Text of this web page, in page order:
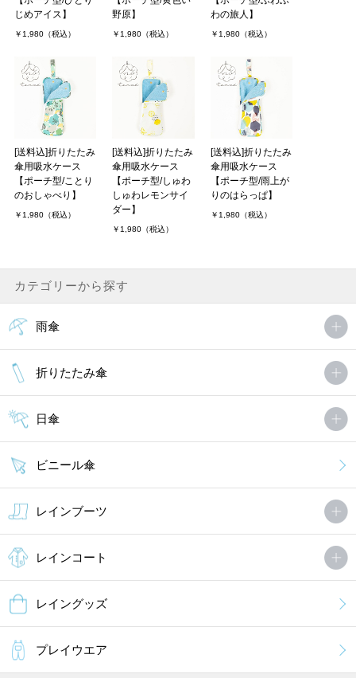
じめアイス】
￥1,980（税込）
野原】
￥1,980（税込）
わの旅人】
￥1,980（税込）
[送料込]折りたたみ
傘用吸水ケース
【ポーチ型/ことり
のおしゃべり】
￥1,980（税込）
[送料込]折りたたみ
傘用吸水ケース
【ポーチ型/しゅわ
しゅわレモンサイ
ダー】
￥1,980（税込）
[送料込]折りたたみ
傘用吸水ケース
【ポーチ型/雨上が
りのはらっぱ】
￥1,980（税込）
カテゴリーから探す
雨傘
折りたたみ傘
日傘
ビニール傘
レインブーツ
レインコート
レイングッズ
プレイウエア